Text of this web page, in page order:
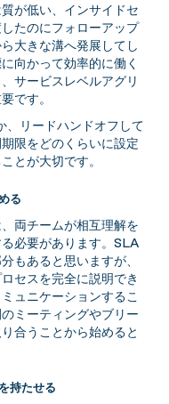
が低い、インサイドセ
たのにフォローアップ
大きな溝へ発展してし
向かって効率的に働く
サービスレベルアグリ
です。
リードハンドオフして
限をどのくらいに設定
とが大切です。
る
両チームが相互理解を
必要があります。SLA
もあると思いますが、
セスを完全に説明でき
ュニケーションするこ
ミーティングやブリー
合うことから始めると
持たせる